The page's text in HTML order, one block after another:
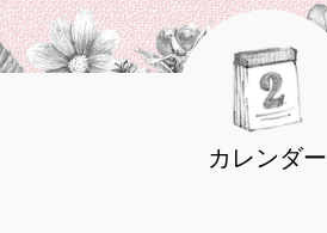
カレンダー